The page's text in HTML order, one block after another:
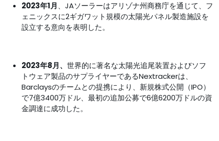
2023年1月、JAソーラーはアリゾナ州商務庁を通じて、フ
ェニックスに2ギガワット規模の太陽光パネル製造施設を
設立する意向を表明した。
2023年8月、 世界的に著名な太陽光追尾装置およびソフ
トウェア製品のサプライヤーであるNextrackerは、
Barclaysのチームとの提携により、新規株式公開（IPO）
で7億3400万ドル、最初の追加公募で6億6200万ドルの資
金調達に成功した。